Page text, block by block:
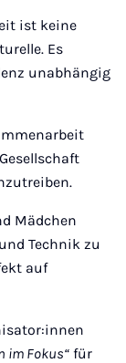
ist keine
Es
unabhängig
Mädchen
Technik zu
auf
im Fokus“ für